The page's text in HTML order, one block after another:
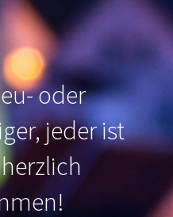
oder
jeder ist
!